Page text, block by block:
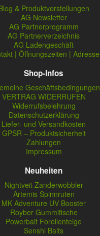
& Produktvorstellungen
AG Newsletter
AG Partnerprogramm
AG Partnerverzeichnis
AG Ladengeschäft
| Öffnungszeiten | Adresse
Shop-Infos
Geschäftsbedingungen
VERTRAG WIDERRUFEN
Widerrufsbelehrung
Datenschutzerklärung
Liefer- und Versandkosten
GPSR – Produktsicherheit
Zahlungen
Impressum
Neuheiten
Nightveit Zanderwobbler
Artemis Spinnruten
MK Adventure UV Booster
Royber Gummifische
Powerbait Forellenteige
Senshi Baits